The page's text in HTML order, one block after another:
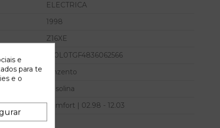
ELECTRICA
1998
Z16XE
W0L0TGF4836062566
Cinzento
Gasolina
Comfort | 02.98 - 12.03
e
para te
e o